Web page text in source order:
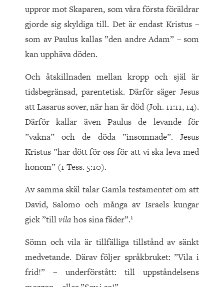
uppror mot Skaparen, som våra första föräldrar
gjorde sig skyldiga till. Det är endast Kristus –
som av Paulus kallas ”den andre Adam” – som
kan upphäva döden.
Och åtskillnaden mellan kropp och själ är
tidsbegränsad, parentetisk. Därför säger Jesus
att Lasarus sover, när han är död (Joh. 11:11, 14).
Därför kallar även Paulus de levande för
”vakna” och de döda ”insomnade”. Jesus
Kristus ”har dött för oss för att vi ska leva med
honom” (1 Tess. 5:10).
Av samma skäl talar Gamla testamentet om att
David, Salomo och många av Israels kungar
gick ”tillvila hos sina fäder”.1
Sömn och vila är tillfälliga tillstånd av sänkt
medvetande. Därav följer språkbruket: ”Vila i
frid!” – underförstått: till uppståndelsens